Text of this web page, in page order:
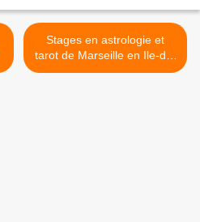
Stages en astrologie et
tarot de Marseille en Ile-de-
France et à Rennes >